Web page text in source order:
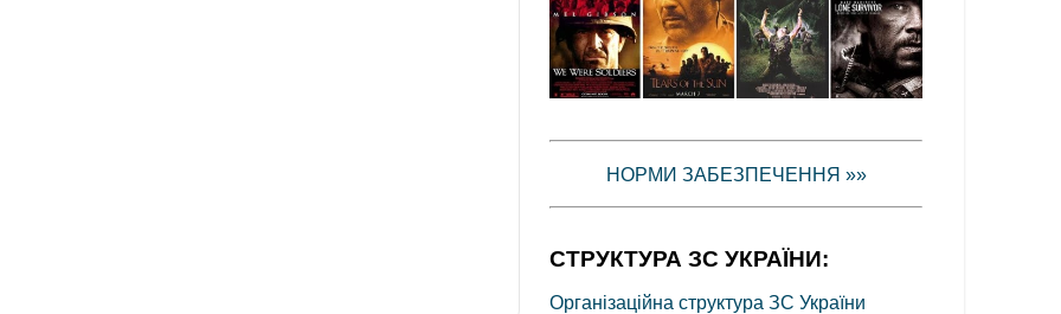
НОРМИ ЗАБЕЗПЕЧЕННЯ »»
СТРУКТУРА ЗС УКРАЇНИ:
Організаційна структура ЗС України